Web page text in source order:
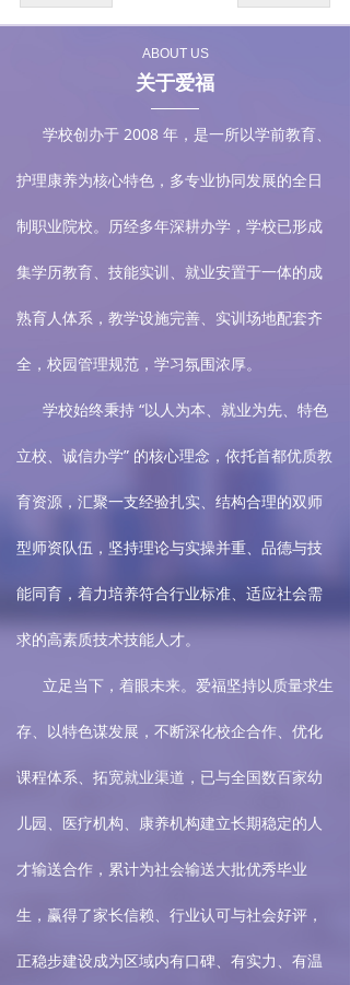
学校创办于 2008 年，是一所以学前教育、
护理康养为核心特色，多专业协同发展的全日
制职业院校。历经多年深耕办学，学校已形成
集学历教育、技能实训、就业安置于一体的成
熟育人体系，教学设施完善、实训场地配套齐
全，校园管理规范，学习氛围浓厚。
学校始终秉持 “以人为本、就业为先、特色
立校、诚信办学” 的核心理念，依托首都优质教
育资源，汇聚一支经验扎实、结构合理的双师
型师资队伍，坚持理论与实操并重、品德与技
能同育，着力培养符合行业标准、适应社会需
求的高素质技术技能人才。
立足当下，着眼未来。爱福坚持以质量求生
存、以特色谋发展，不断深化校企合作、优化
课程体系、拓宽就业渠道，已与全国数百家幼
儿园、医疗机构、康养机构建立长期稳定的人
才输送合作，累计为社会输送大批优秀毕业
生，赢得了家长信赖、行业认可与社会好评，
正稳步建设成为区域内有口碑、有实力、有温
ABOUT US
关于爱福
同检查。